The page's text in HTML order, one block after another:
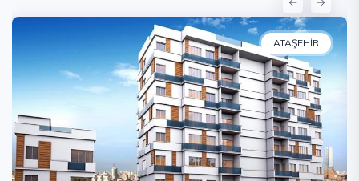
ATAŞEHIR